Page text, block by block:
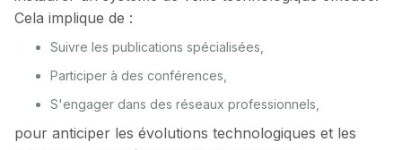
Cela implique de :
Suivre les publications spécialisées,
Participer à des conférences,
S'engager dans des réseaux professionnels,
pour anticiper les évolutions technologiques et les